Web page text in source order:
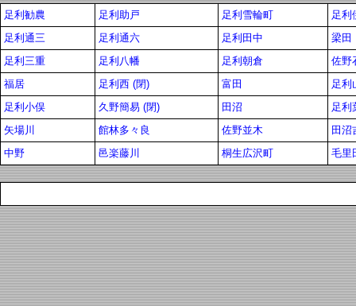
足利勧農
足利助戸 足利雪輪町
足利
足利通三
足利通六 足利田中
梁田
足利三重
足利八幡 足利朝倉
佐野
福居
足利西 (閉) 富田
足利
足利小俣
久野簡易 (閉) 田沼
足利
矢場川
館林多々良 佐野並木
田沼
中野
邑楽藤川 桐生広沢町 毛里